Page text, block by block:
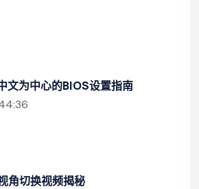
文为中心的BIOS设置指南
角切换视频揭秘